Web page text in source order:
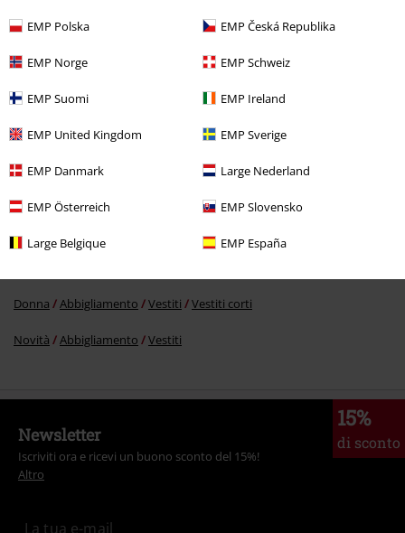
EMP Polska EMP Česká Republika
EMP Norge EMP Schweiz
EMP Suomi EMP Ireland
EMP United Kingdom EMP Sverige
EMP Danmark Large Nederland
EMP Österreich EMP Slovensko
Large Belgique EMP España
53,99 €
Altre Categorie. Altre Scelte.
Donna Abbigliamento Vestiti Vestiti corti
Novità Abbigliamento Vestiti
15%
di sconto
Newsletter
Iscriviti ora e ricevi un buono sconto del 15%!
Altro